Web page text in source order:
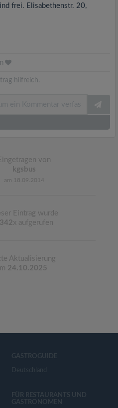
frei. Elisabethenstr. 20,
hilfreich.
von
kgsbus
am 18.09.2014
Eintrag wurde
x aufgerufen
Aktualisierung
24.10.2025
GASTROGUIDE
Deutschland
FÜR RESTAURANTS UND
GASTRONOMEN